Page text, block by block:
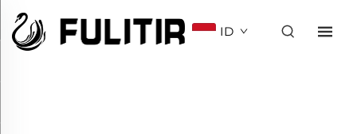
ID